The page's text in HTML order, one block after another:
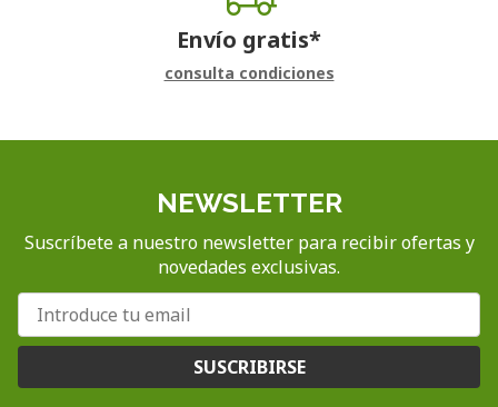
Envío gratis*
consulta condiciones
NEWSLETTER
Suscríbete a nuestro newsletter para recibir ofertas y
novedades exclusivas.
SUSCRIBIRSE